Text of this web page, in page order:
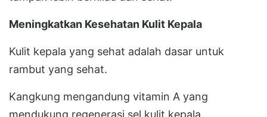
Meningkatkan Kesehatan Kulit Kepala
Kulit kepala yang sehat adalah dasar untuk
rambut yang sehat.
Kangkung mengandung vitamin A yang
mendukung regenerasi sel kulit kepala.